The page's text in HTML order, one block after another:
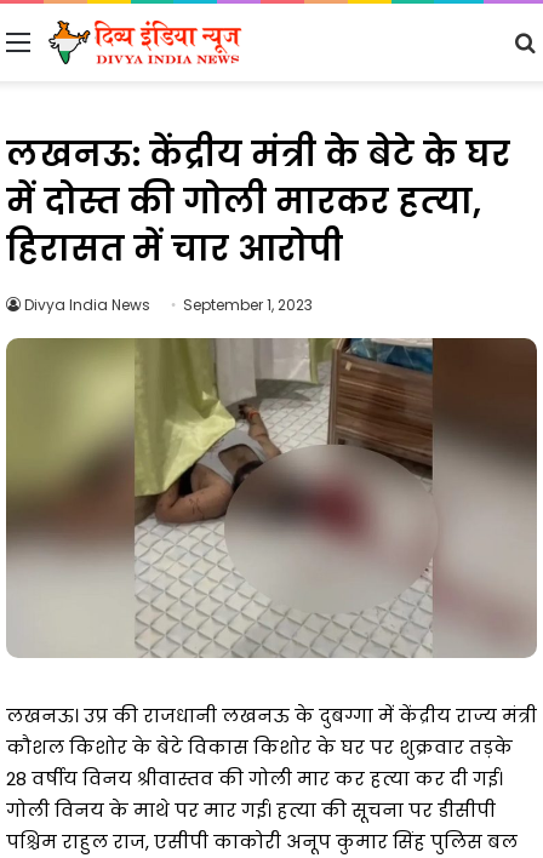
Menu
लखनऊ: केंद्रीय मंत्री के बेटे के घर
में दोस्त की गोली मारकर हत्‍या,
हिरासत में चार आरोपी
Divya India News September 1, 2023
लखनऊ। उप्र की राजधानी लखनऊ के दुबग्गा में केंद्रीय राज्य मंत्री
कौशल किशोर के बेटे विकास किशोर के घर पर शुक्रवार तड़के
28 वर्षीय विनय श्रीवास्तव की गोली मार कर हत्या कर दी गई।
गोली विनय के माथे पर मार गई। हत्या की सूचना पर डीसीपी
पश्चिम राहुल राज, एसीपी काकोरी अनूप कुमार सिंह पुलिस बल